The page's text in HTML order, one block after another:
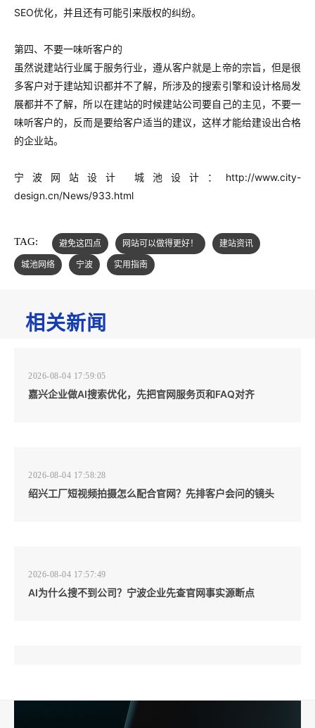
SEO优化，并且还有可能引来版权的纠纷。
第四、不要一味听客户的
虽然说建站行业属于服务行业，遵从客户就是上帝的宗旨，但是很
多客户对于建站知识都并不了解，所涉及的搜索引擎和设计格局发
展都并不了解，所以在建站的时候建站公司要自己的主见，不要一
味听客户的，反而是要给客户适当的建议，这样才能给建设出合格
的企业站。
宁波网站设计 城池设计：http://www.city-
design.cn/News/933.html
TAG: 避免这四点 网站可以做得更好！
建站资讯
城池网络
宁波 实用指南
相关新闻
2026-08-04 17:59:05
嘉兴企业做AI搜索优化，先把官网服务页和FAQ对齐
2026-08-04 17:58:28
绍兴工厂短视频拍摄怎么配合官网？先排客户会问的镜头
2026-08-04 17:57:49
AI为什么搜不到公司？宁波企业先查官网事实源断点